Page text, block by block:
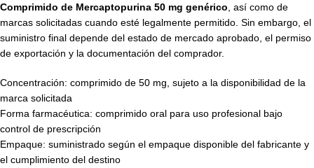
Comprimido de Mercaptopurina 50 mg genérico , así como de
marcas solicitadas cuando esté legalmente permitido. Sin embargo, el
suministro final depende del estado de mercado aprobado, el permiso
de exportación y la documentación del comprador.
Concentración: comprimido de 50 mg, sujeto a la disponibilidad de la
marca solicitada
Forma farmacéutica: comprimido oral para uso profesional bajo
control de prescripción
Empaque: suministrado según el empaque disponible del fabricante y
el cumplimiento del destino